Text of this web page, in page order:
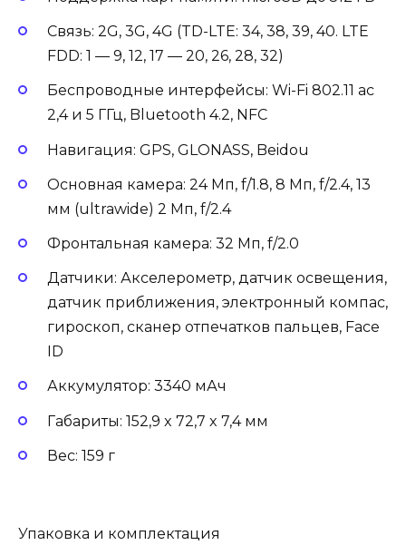
Связь: 2G, 3G, 4G (TD-LTE: 34, 38, 39, 40. LTE
FDD: 1 — 9, 12, 17 — 20, 26, 28, 32)
Беспроводные интерфейсы: Wi-Fi 802.11 ac
2,4 и 5 ГГц, Bluetooth 4.2, NFC
Навигация: GPS, GLONASS, Beidou
Основная камера: 24 Мп, f/1.8, 8 Мп, f/2.4, 13
мм (ultrawide) 2 Мп, f/2.4
Фронтальная камера: 32 Мп, f/2.0
Датчики: Акселерометр, датчик освещения,
датчик приближения, электронный компас,
гироскоп, сканер отпечатков пальцев, Face
ID
Аккумулятор: 3340 мАч
Габариты: 152,9 x 72,7 x 7,4 мм
Вес: 159 г
Упаковка и комплектация